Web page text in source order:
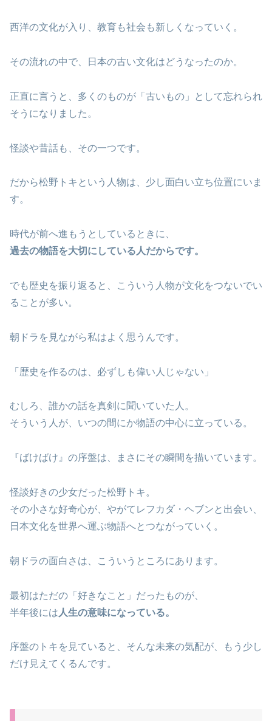
西洋の文化が入り、教育も社会も新しくなっていく。
その流れの中で、日本の古い文化はどうなったのか。
正直に言うと、多くのものが「古いもの」として忘れられ
そうになりました。
怪談や昔話も、その一つです。
だから松野トキという人物は、少し面白い立ち位置にいま
す。
時代が前へ進もうとしているときに、
過去の物語を大切にしている人だからです。
でも歴史を振り返ると、こういう人物が文化をつないでい
ることが多い。
朝ドラを見ながら私はよく思うんです。
「歴史を作るのは、必ずしも偉い人じゃない」
むしろ、誰かの話を真剣に聞いていた人。
そういう人が、いつの間にか物語の中心に立っている。
『ばけばけ』の序盤は、まさにその瞬間を描いています。
怪談好きの少女だった松野トキ。
その小さな好奇心が、やがてレフカダ・ヘブンと出会い、
日本文化を世界へ運ぶ物語へとつながっていく。
朝ドラの面白さは、こういうところにあります。
最初はただの「好きなこと」だったものが、
半年後には 人生の意味になっている。
序盤のトキを見ていると、そんな未来の気配が、もう少し
だけ見えてくるんです。